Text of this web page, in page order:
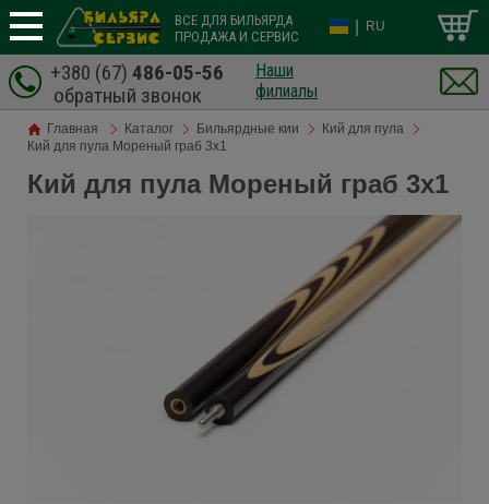
ВСЕ ДЛЯ БИЛЬЯРДА
ПРОДАЖА И СЕРВИС
RU
+380 (67) 486-05-56
обратный звонок
Наши
филиалы
Главная Каталог Бильярдные кии
Кий для пула
Кий для пула Мореный граб 3х1
Кий для пула Мореный граб 3х1